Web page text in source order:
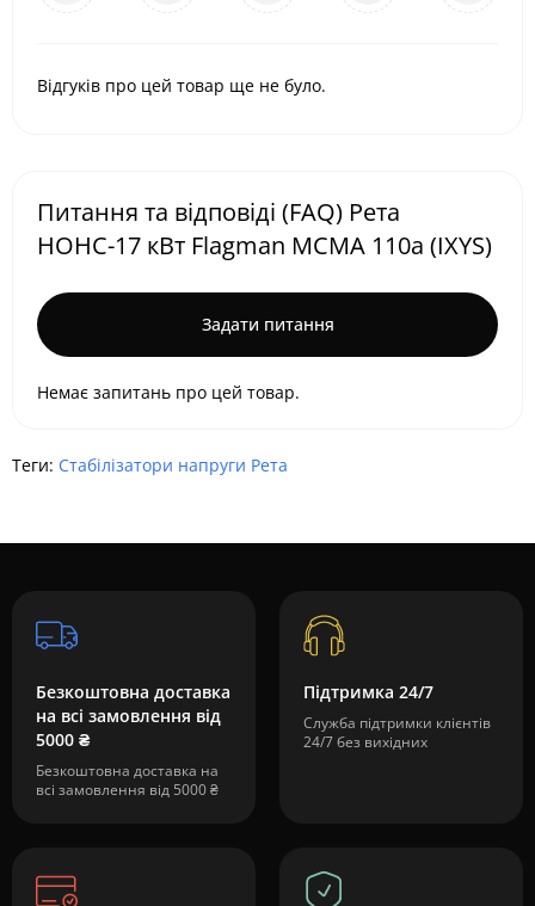
Відгуків про цей товар ще не було.
Питання та відповіді (FAQ) Рета
НОНС-17 кВт Flagman MCMA 110a (IXYS)
Задати питання
Немає запитань про цей товар.
Теги: Стабілізатори напруги Рета
Безкоштовна доставка
на всі замовлення від
5000 ₴
Безкоштовна доставка на
всі замовлення від 5000 ₴
Підтримка 24/7
Служба підтримки клієнтів
24/7 без вихідних